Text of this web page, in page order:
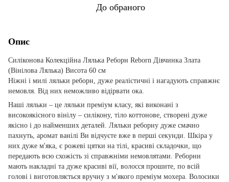
До обраного
Опис
Силіконова Колекційна Лялька Реборн Reborn Дівчинка Злата
(Вінілова Лялька) Висота 60 см
Ніжні і милі ляльки реборн, дуже реалістичні і нагадують справжнє
немовля. Від них неможливо відірвати ока.
Наші ляльки – це ляльки преміум класу, які виконані з
високоякісного вінілу – силікону, тіло коттонове, створені дуже
якісно і до найменших деталей. Ляльки реборну дуже смачно
пахнуть, аромат ванілі Ви відчуєте вже в перші секунди. Шкіра у
них дуже м'яка, є рожеві цятки на тілі, красиві складочки, що
передають всю схожість зі справжніми немовлятами. Реборни
мають накладні та дуже красиві вії, волосся прошите, по всій
голові і виготовляється вручну з м'якого преміум мохера. Волосики